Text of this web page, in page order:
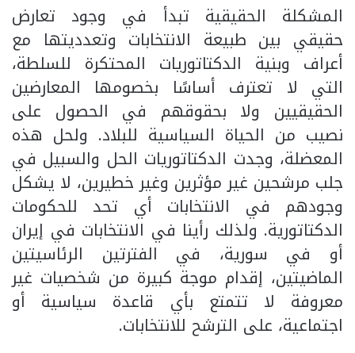
المشكلة الحقيقية تبدأ في وجود تعارض
حقيقي بين طبيعة الانتخابات وتعدديتها مع
أعراف وبنية الدكتاتوريات المحتكرة للسلطة،
التي لا تعترف أساسًا بخصومها المعارضين
الحقيقيين ولا بحقوقهم في الحصول على
نصيب من الحياة السياسية للبلاد. ولحل هذه
المعضلة، وجدت الدكتاتوريات الحل والسبيل في
جلب مرشحين غير مؤثرين وغير خطيرين، لا يشكل
وجودهم في الانتخابات أي تحد للحكومات
الدكتاتورية. ولذلك رأينا في الانتخابات في إيران
أو في سورية، في الفترتين الرئاسيتين
الماضيتين، إقدام موجة كبيرة من شخصيات غير
معروفة لا تتمتع بأي قاعدة سياسية أو
اجتماعية، على الترشح للانتخابات.